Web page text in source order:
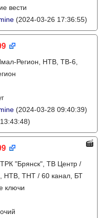
вести
(2024-03-26 17:36:55)
Регион, НТВ, ТВ-6,
(2024-03-28 09:40:39)
"Брянск", ТВ Центр /
НТВ, ТНТ / 60 канал, БТ
ключи